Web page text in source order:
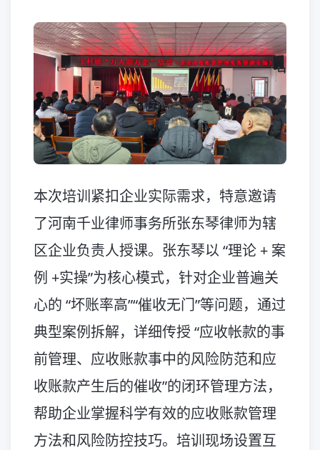
本次培训紧扣企业实际需求，特意邀请
了河南千业律师事务所张东琴律师为辖
区企业负责人授课。张东琴以 “理论 + 案
例 +实操”为核心模式，针对企业普遍关
心的 “坏账率高”“催收无门”等问题，通过
典型案例拆解，详细传授 “应收帐款的事
前管理、应收账款事中的风险防范和应
收账款产生后的催收”的闭环管理方法，
帮助企业掌握科学有效的应收账款管理
方法和风险防控技巧。培训现场设置互